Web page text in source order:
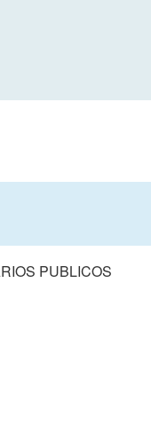
PUBLICOS